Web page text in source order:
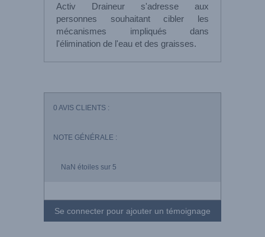
Activ Draineur s'adresse aux
personnes souhaitant cibler les
mécanismes impliqués dans
l'élimination de l'eau et des graisses.
0 AVIS CLIENTS :
NOTE GÉNÉRALE :
NaN étoiles sur 5
Se connecter pour ajouter un témoignage